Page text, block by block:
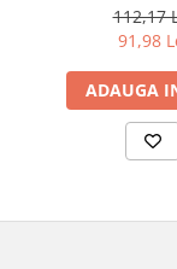
Yellow,
112,17
91,98
ADAUGA